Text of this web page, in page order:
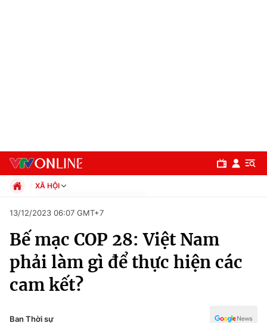
Chuyên mục
Chính trị
XÃ HỘI
Xã hội
Pháp luật
Kinh tế
Thể thao
Truyền hình
13/12/2023 06:07 GMT+7
Bế mạc COP 28: Việt Nam
phải làm gì để thực hiện các
cam kết?
Ban Thời sự